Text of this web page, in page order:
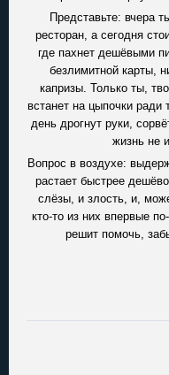
Представьте: вчера
ресторан, а сегодня
где пахнет дешёвыми
безлимитной карты,
капризы. Только ты,
встанет на цыпочки
день дрогнут руки,
жизнь не
Вопрос в воздухе:
растает быстрее
слёзы, и злость, и,
кто-то из них впервые
решит помочь,